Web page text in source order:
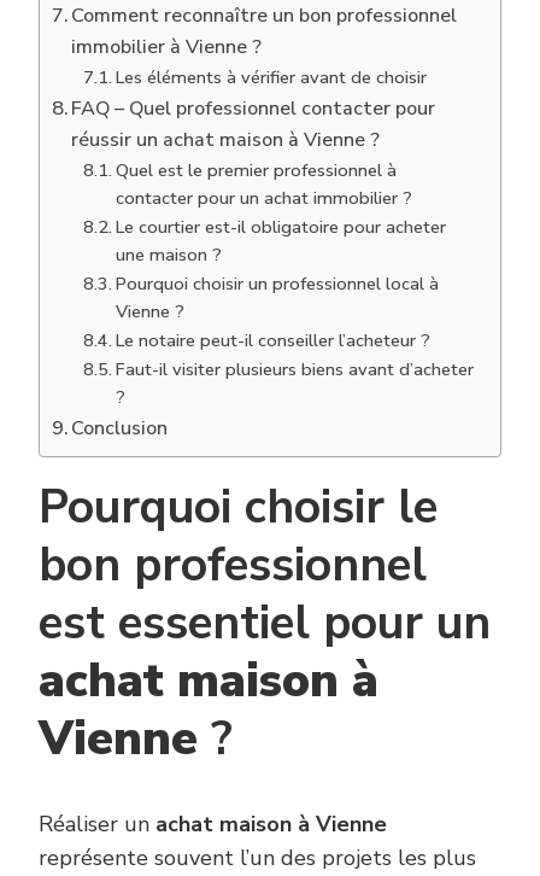
Comment reconnaître un bon professionnel
immobilier à Vienne ?
Les éléments à vérifier avant de choisir
FAQ – Quel professionnel contacter pour
réussir un achat maison à Vienne ?
Quel est le premier professionnel à
contacter pour un achat immobilier ?
Le courtier est-il obligatoire pour acheter
une maison ?
Pourquoi choisir un professionnel local à
Vienne ?
Le notaire peut-il conseiller l’acheteur ?
Faut-il visiter plusieurs biens avant d’acheter
?
Conclusion
Pourquoi choisir le
bon professionnel
est essentiel pour un
achat maison à
Vienne ?
Réaliser un achat maison à Vienne
représente souvent l’un des projets les plus